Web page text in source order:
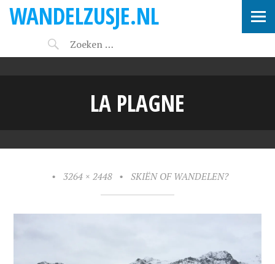
WANDELZUSJE.NL
LA PLAGNE
• 3264 × 2448 • SKIËN OF WANDELEN?